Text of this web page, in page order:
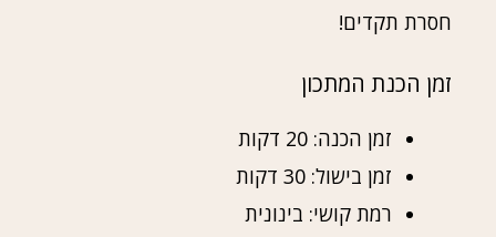
חסרת תקדים!
זמן הכנת המתכון
זמן הכנה: 20 דקות
זמן בישול: 30 דקות
רמת קושי: בינונית